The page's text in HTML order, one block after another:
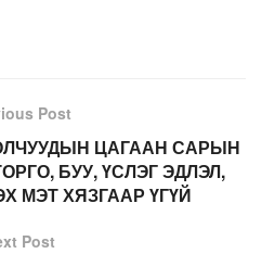
Post
ЦАГААН САРЫН
БУУ, ҮСЛЭГ ЭДЛЭЛ,
МЭТ ХЯЗГААР ҮГҮЙ
Post